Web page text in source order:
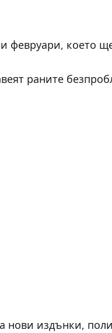
февруари, което
раните
нови издънки,